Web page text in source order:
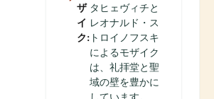
ザ
イ
ク:
タヒェヴィチと
レオナルド・ス
トロイノフスキ
によるモザイク
は、礼拝堂と聖
域の壁を豊かに